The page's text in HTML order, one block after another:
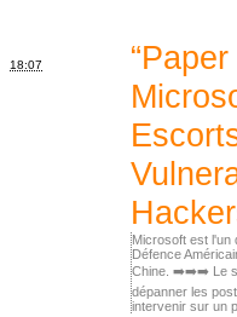
18:07
Microsoft est l'un
Défence
Chine. ➡️➡️➡️ Le
dépanner les
intervenir sur un